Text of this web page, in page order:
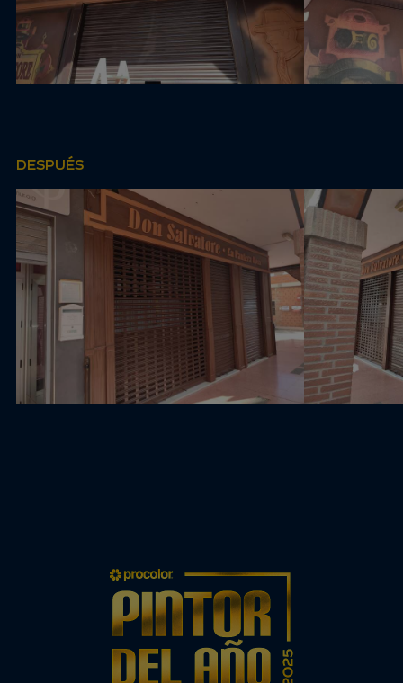
DESPUÉS